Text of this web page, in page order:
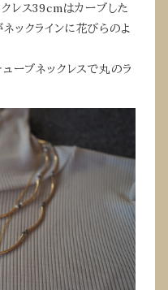
レス39cmはカーブした
ックラインに花びらのよ
ーブネックレスで丸のラ